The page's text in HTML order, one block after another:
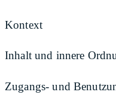
Kontext
Inhalt und innere
Zugangs- und